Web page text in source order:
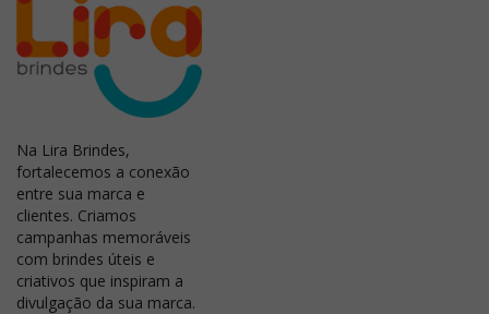
Na Lira Brindes,
fortalecemos a conexão
entre sua marca e
clientes. Criamos
campanhas memoráveis
com brindes úteis e
criativos que inspiram a
divulgação da sua marca.